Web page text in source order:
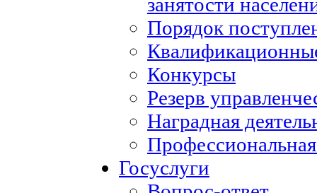
Порядок
Конкурсы
Резерв
Наградная
Госуслуги